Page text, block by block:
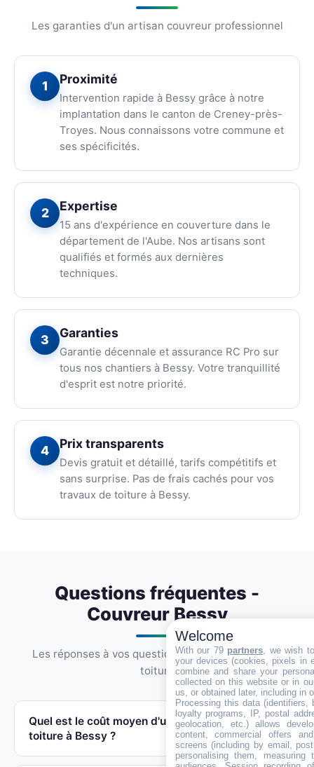
Les garanties d'un artisan couvreur professionnel
1 Proximité
Intervention rapide à Bessy grâce à notre
implantation dans le canton de Creney-près-
Troyes. Nous connaissons votre commune et
ses spécificités.
2 Expertise
15 ans d'expérience en couverture dans le
département de l'Aube. Nos artisans sont
qualifiés et formés aux dernières
techniques.
3 Garanties
Garantie décennale et assurance RC Pro sur
tous nos chantiers à Bessy. Votre tranquillité
d'esprit est notre priorité.
4 Prix transparents
Devis gratuit et détaillé, tarifs compétitifs et
sans surprise. Pas de frais cachés pour vos
travaux de toiture à Bessy.
Questions fréquentes -
Couvreur Bessy
Les réponses à vos questions sur nos services de
toiture
Quel est le coût moyen d'une réparation de
toiture à Bessy ?
Welcome
With our 79 partners , we wish
your devices (cookies, pixels in
combine and share your
collected on this website or in
us, or obtained later, including in
Processing this data (identifiers,
loyalty programs, IP, postal
geolocation, etc.) allows
content, commercial offers
screens (including by email,
personalising them, measuring